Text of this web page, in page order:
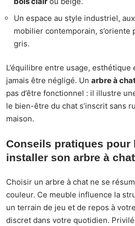
Un espace au style industriel,
mobilier contemporain,
gris.
L’équilibre entre usage,
jamais être négligé. Un arbre à
pas d’être fonctionnel : il illustre
le bien-être du chat s’inscrit sans
maison.
Conseils pratiques pour
installer son arbre à chat
Choisir un arbre à chat ne se
couleur. Ce meuble influence la
un terrain de jeu et de repos à
discret dans votre quotidien.